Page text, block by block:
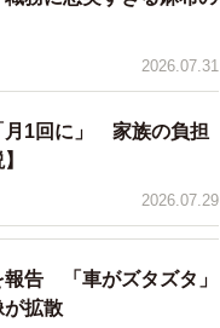
4/9
く意識します。乗車時
2026.07.31
月1回に」 家族の負担
2026.07.29
報告 「車がズタズタ」
が拡散